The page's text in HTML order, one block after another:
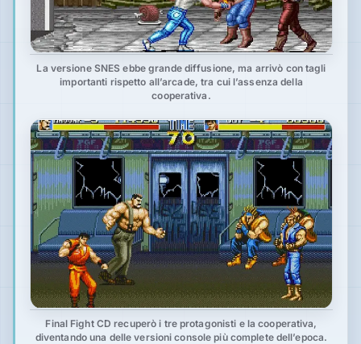
La versione SNES ebbe grande diffusione, ma arrivò con tagli
importanti rispetto all’arcade, tra cui l’assenza della
cooperativa.
Final Fight CD recuperò i tre protagonisti e la cooperativa,
diventando una delle versioni console più complete dell’epoca.